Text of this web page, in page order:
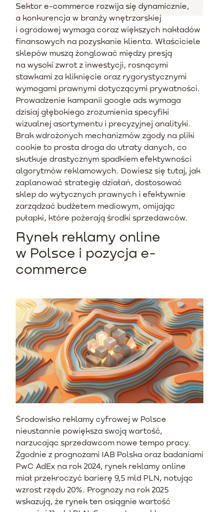
Sektor e-commerce rozwija się dynamicznie,
a konkurencja w branży wnętrzarskiej
i ogrodowej wymaga coraz większych nakładów
finansowych na pozyskanie klienta. Właściciele
sklepów muszą żonglować między presją
na wysoki zwrot z inwestycji, rosnącymi
stawkami za kliknięcie oraz rygorystycznymi
wymogami prawnymi dotyczącymi prywatności.
Prowadzenie kampanii google ads wymaga
dzisiaj głębokiego zrozumienia specyfiki
wizualnej asortymentu i precyzyjnej analityki.
Brak wdrożonych mechanizmów zgody na pliki
cookie to prosta droga do utraty danych, co
skutkuje drastycznym spadkiem efektywności
algorytmów reklamowych. Dowiesz się tutaj, jak
zaplanować strategię działań, dostosować
sklep do wytycznych prawnych i efektywnie
zarządzać budżetem mediowym, omijając
pułapki, które pożerają środki sprzedawców.
Rynek reklamy online
w Polsce i pozycja e-
commerce
Środowisko reklamy cyfrowej w Polsce
nieustannie powiększa swoją wartość,
narzucając sprzedawcom nowe tempo pracy.
Zgodnie z prognozami IAB Polska oraz badaniami
PwC AdEx na rok 2024, rynek reklamy online
miał przekroczyć barierę 9,5 mld PLN, notując
wzrost rzędu 20%. Prognozy na rok 2025
wskazują, że rynek ten osiągnie wartość